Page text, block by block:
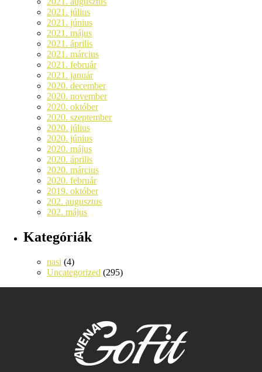
2021. július
2021. június
2021. május
2021. április
2021. március
2021. február
2021. január
2020. december
2020. november
2020. október
2020. szeptember
2020. július
2020. június
2020. május
2020. április
2020. március
2020. február
2019. október
202. augusztus
202. május
Kategóriák
nasi (4)
Uncategorized (295)